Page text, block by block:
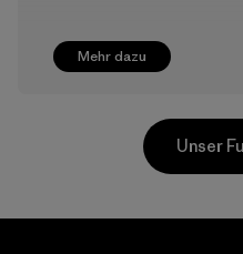
Mehr dazu
Unser